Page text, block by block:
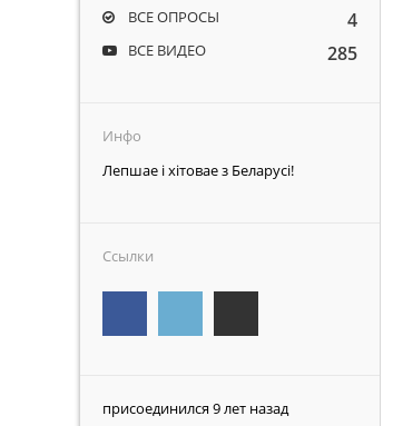
ВСЕ ОПРОСЫ 4
ВСЕ ВИДЕО 285
Инфо
Лепшае і хітовае з Беларусі!
Ссылки
присоединился 9 лет назад